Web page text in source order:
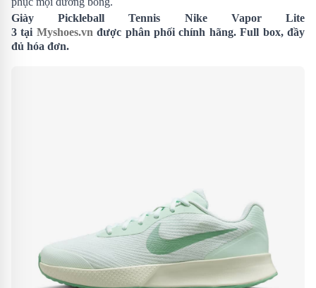
Giày Pickleball Tennis Nike Vapor Lite
3 tại Myshoes.vn được phân phối chính hãng. Full box, đầy
đủ hóa đơn.